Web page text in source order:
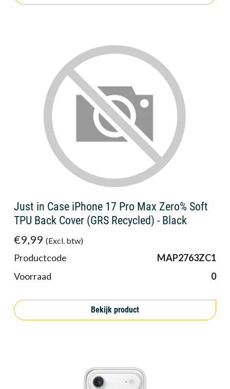
Just in Case iPhone 17 Pro Max Zero% Soft
TPU Back Cover (GRS Recycled) - Black
€9,99 (Excl. btw)
Productcode
MAP2763ZC1
Voorraad
0
Bekijk product